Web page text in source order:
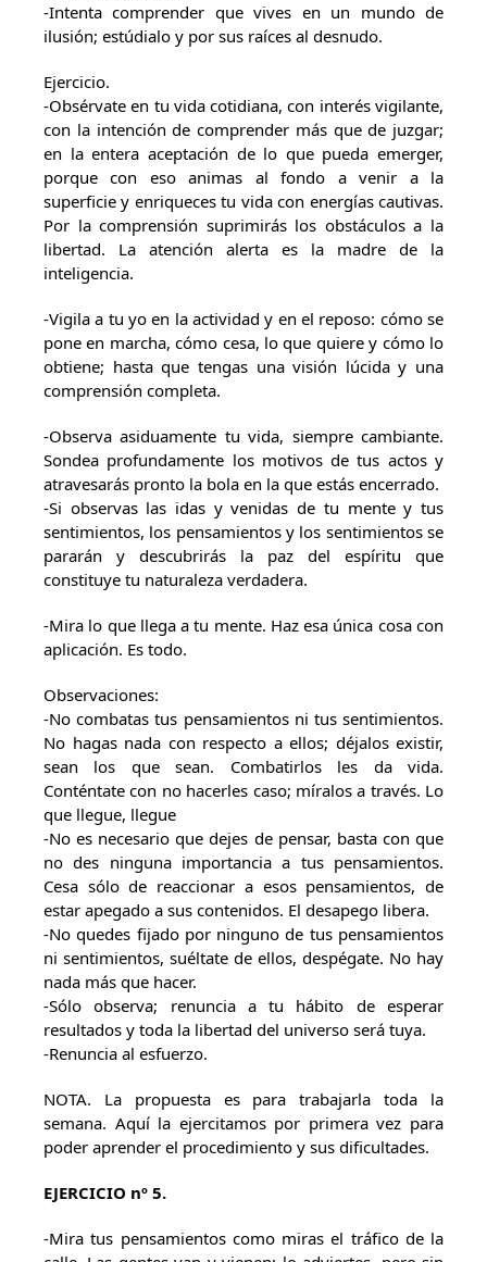
-Intenta comprender que vives en un mundo de
ilusión; estúdialo y por sus raíces al desnudo.
Ejercicio.
-Obsérvate en tu vida cotidiana, con interés vigilante,
con la intención de comprender más que de juzgar;
en la entera aceptación de lo que pueda emerger,
porque con eso animas al fondo a venir a la
superficie y enriqueces tu vida con energías cautivas.
Por la comprensión suprimirás los obstáculos a la
libertad. La atención alerta es la madre de la
inteligencia.
-Vigila a tu yo en la actividad y en el reposo: cómo se
pone en marcha, cómo cesa, lo que quiere y cómo lo
obtiene; hasta que tengas una visión lúcida y una
comprensión completa.
-Observa asiduamente tu vida, siempre cambiante.
Sondea profundamente los motivos de tus actos y
atravesarás pronto la bola en la que estás encerrado.
-Si observas las idas y venidas de tu mente y tus
sentimientos, los pensamientos y los sentimientos se
pararán y descubrirás la paz del espíritu que
constituye tu naturaleza verdadera.
-Mira lo que llega a tu mente. Haz esa única cosa con
aplicación. Es todo.
Observaciones:
-No combatas tus pensamientos ni tus sentimientos.
No hagas nada con respecto a ellos; déjalos existir,
sean los que sean. Combatirlos les da vida.
Conténtate con no hacerles caso; míralos a través. Lo
que llegue, llegue
-No es necesario que dejes de pensar, basta con que
no des ninguna importancia a tus pensamientos.
Cesa sólo de reaccionar a esos pensamientos, de
estar apegado a sus contenidos. El desapego libera.
-No quedes fijado por ninguno de tus pensamientos
ni sentimientos, suéltate de ellos, despégate. No hay
nada más que hacer.
-Sólo observa; renuncia a tu hábito de esperar
resultados y toda la libertad del universo será tuya.
-Renuncia al esfuerzo.
NOTA. La propuesta es para trabajarla toda la
semana. Aquí la ejercitamos por primera vez para
poder aprender el procedimiento y sus dificultades.
EJERCICIO nº 5.
-Mira tus pensamientos como miras el tráfico de la